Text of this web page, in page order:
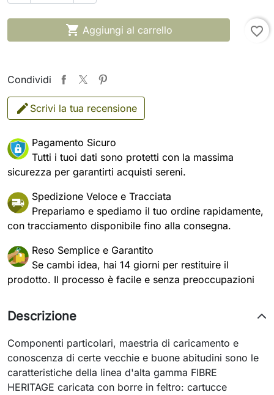
 Aggiungi al carrello favorite_border
Condividi
Scrivi la tua recensione
Pagamento Sicuro
Tutti i tuoi dati sono protetti con la massima
sicurezza per garantirti acquisti sereni.
Spedizione Veloce e Tracciata
Prepariamo e spediamo il tuo ordine rapidamente,
con tracciamento disponibile fino alla consegna.
Reso Semplice e Garantito
Se cambi idea, hai 14 giorni per restituire il
prodotto. Il processo è facile e senza preoccupazioni
Descrizione
Componenti particolari, maestria di caricamento e
conoscenza di certe vecchie e buone abitudini sono le
caratteristiche della linea d'alta gamma FIBRE
HERITAGE caricata con borre in feltro: cartucce